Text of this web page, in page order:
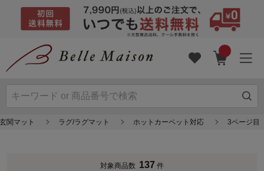
関マット ラグ/ラグマット ホットカーペット対応 3ページ目
対象商品数 137 件